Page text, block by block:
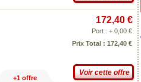
172,40 €
Port : + 0,00 €
Prix Total : 172,40 €
Voir cette offre
+1 offre